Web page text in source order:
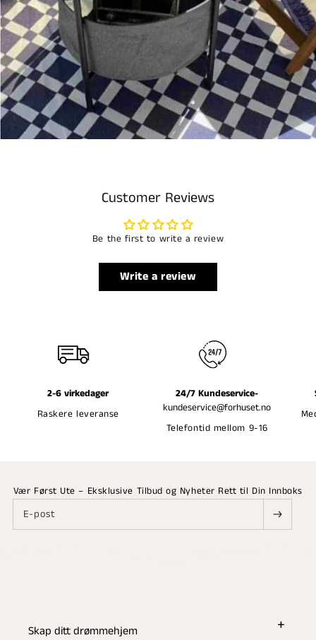
Customer Reviews
Be the first to write a review
Write a review
2-6 virkedager
Raskere leveranse
24/7 Kundeservice-
kundeservice@forhuset.no
Telefontid mellom 9-16
Vær Først Ute – Eksklusive Tilbud og Nyheter Rett til Din Innboks
E-post
Skap ditt drømmehjem